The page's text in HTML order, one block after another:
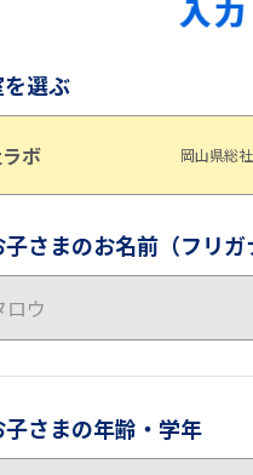
選ぶ
ボ 岡山県総
子さまのお名前（フリガ
子さまの年齢・学年